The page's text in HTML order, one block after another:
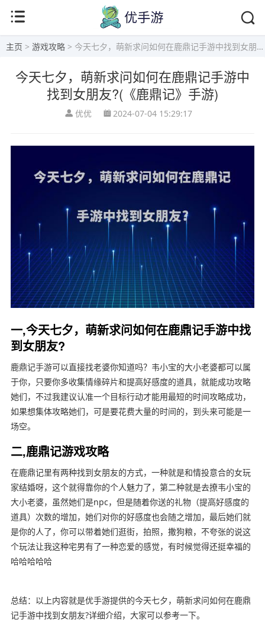
主页 > 游戏攻略 > 今天七夕，萌新求问如何在鹿鼎记手游中找到女朋友?(《鹿鼎记》手游)
今天七夕，萌新求问如何在鹿鼎记手游中
找到女朋友?(《鹿鼎记》手游)
优优 2024-07-04 15:29:17
一,今天七夕，萌新求问如何在鹿鼎记手游中找
到女朋友?
鹿鼎记手游可以直接找老婆你知道吗？韦小宝的大小老婆都可以属
于你，只要你多收集情缘碎片和提高好感度的道具，就能成功攻略
她们，不过我建议认准一个目标行动才能用最短的时间攻略成功，
如果想集体攻略她们，可是要花费大量的时间的，到头来可能是一
场空。
二,鹿鼎记游戏攻略
在鹿鼎记里有两种找到女朋友的方式，一种就是和情投意合的女玩
家结婚呀，这个就得靠你的个人魅力了，第二种就是去撩韦小宝的
大小老婆，虽然她们是npc，但是随着你送的礼物（提高好感度的
道具）次数的增加，她们对你的好感度也会随之增加，最后她们就
是你的人了，你可以带着她们逛街，拍照，撒狗粮，不夸张的说这
个玩法让我这种宅男有了一种恋爱的感觉，有时候觉得还挺幸福的
哈哈哈哈哈
总结：以上内容就是优手游提供的今天七夕，萌新求问如何在鹿鼎
记手游中找到女朋友?详细介绍，大家可以参考一下。